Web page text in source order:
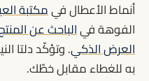
أنماط الأعطال فيمكتبة
الفوهة فيالباحث عن
العرض الذكي. وتؤكّد دلتا
به للغطاء مقابل خطّك.